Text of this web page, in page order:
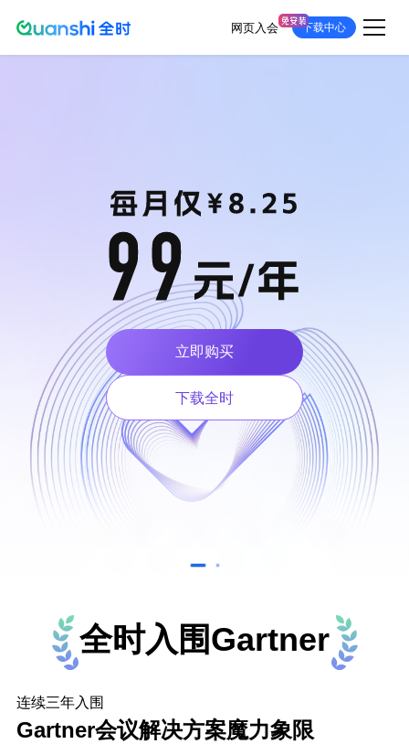
网页入会 下载中心
立即购买
下载全时
立即购买
全时入围Gartner
连续三年入围
Gartner会议解决方案魔力象限